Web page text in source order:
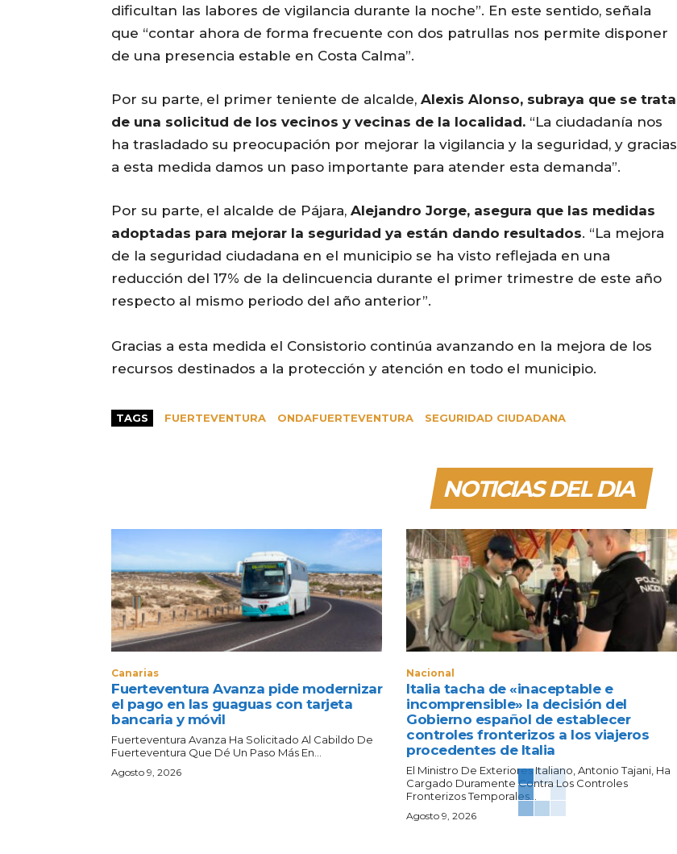
dificultan las labores de vigilancia durante la noche”. En este sentido, señala
que “contar ahora de forma frecuente con dos patrullas nos permite disponer
de una presencia estable en Costa Calma”.
Por su parte, el primer teniente de alcalde, Alexis Alonso, subraya que se trata
de una solicitud de los vecinos y vecinas de la localidad. “La ciudadanía nos
ha trasladado su preocupación por mejorar la vigilancia y la seguridad, y gracias
a esta medida damos un paso importante para atender esta demanda”.
Por su parte, el alcalde de Pájara, Alejandro Jorge, asegura que las medidas
adoptadas para mejorar la seguridad ya están dando resultados. “La mejora
de la seguridad ciudadana en el municipio se ha visto reflejada en una
reducción del 17% de la delincuencia durante el primer trimestre de este año
respecto al mismo periodo del año anterior”.
Gracias a esta medida el Consistorio continúa avanzando en la mejora de los
recursos destinados a la protección y atención en todo el municipio.
TAGS FUERTEVENTURA ONDAFUERTEVENTURA SEGURIDAD CIUDADANA
NOTICIAS DEL DIA
Canarias
Fuerteventura Avanza pide modernizar
el pago en las guaguas con tarjeta
bancaria y móvil
Fuerteventura Avanza Ha Solicitado Al Cabildo De
Fuerteventura Que Dé Un Paso Más En...
Agosto 9, 2026
Nacional
Italia tacha de «inaceptable e
incomprensible» la decisión del
Gobierno español de establecer
controles fronterizos a los viajeros
procedentes de Italia
El Ministro De Exteriores Italiano, Antonio Tajani, Ha
Cargado Duramente Contra Los Controles
Fronterizos Temporales...
Agosto 9, 2026